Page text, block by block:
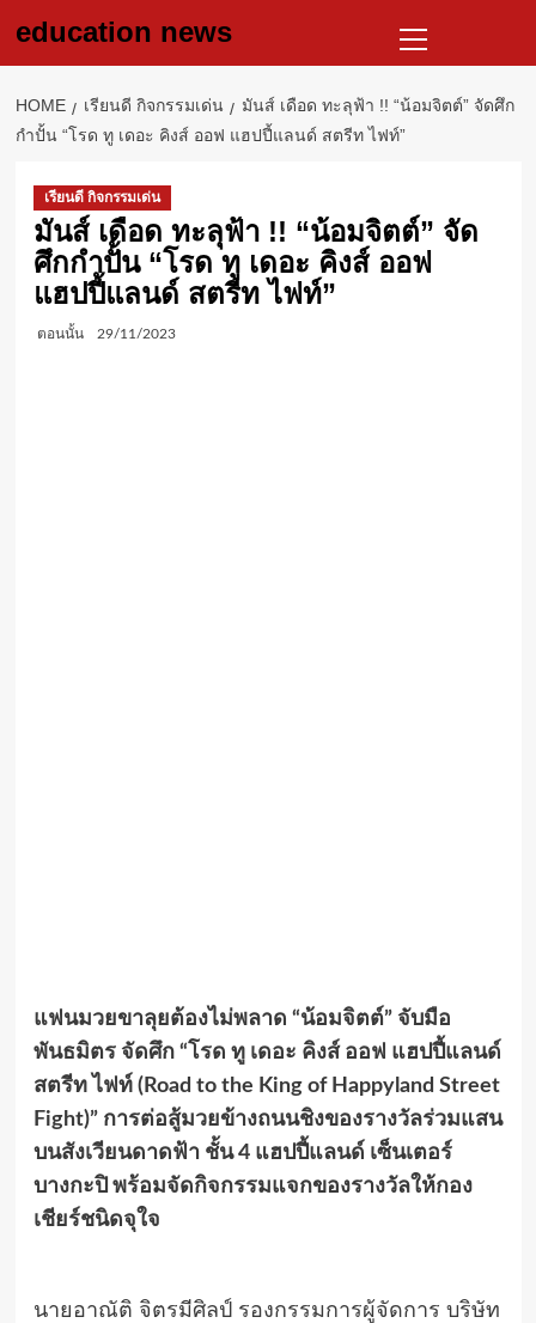
education news
Menu
HOME เรียนดี กิจกรรมเด่น
มันส์ เดือด ทะลุฟ้า !! “น้อมจิตต์” จัดศึก
กำปั้น “โรด ทู เดอะ คิงส์ ออฟ แฮปปี้แลนด์ สตรีท ไฟท์”
เรียนดี กิจกรรมเด่น
มันส์ เดือด ทะลุฟ้า !! “น้อมจิตต์” จัด
ศึกกำปั้น “โรด ทู เดอะ คิงส์ ออฟ
แฮปปี้แลนด์ สตรีท ไฟท์”
ตอนนั้น 29/11/2023
แฟนมวยขาลุยต้องไม่พลาด “น้อมจิตต์” จับมือ
พันธมิตร จัดศึก “โรด ทู เดอะ คิงส์ ออฟ แฮปปี้แลนด์
สตรีท ไฟท์ ( Road to the King of Happyland Street
Fight)” การต่อสู้มวยข้างถนนชิงของรางวัลร่วมแสน
บนสังเวียนดาดฟ้า ชั้น 4 แฮปปี้แลนด์ เซ็นเตอร์
บางกะปิ พร้อมจัดกิจกรรมแจกของรางวัลให้กอง
เชียร์ชนิดจุใจ
นายอาณัติ จิตรมีศิลป์ รองกรรมการผู้จัดการ บริษัท